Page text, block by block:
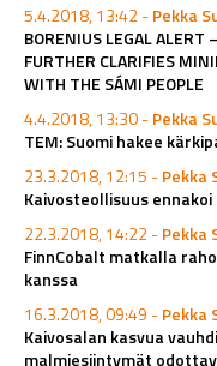
5.4.2018, 13:42 -Pekka
BORENIUS LEGAL ALERT
FURTHER CLARIFIES
WITH THE SÁMI PEOPLE
4.4.2018, 13:30 -Pekka
TEM: Suomi hakee
23.3.2018, 12:15 -Pekka
Kaivosteollisuus
22.3.2018, 14:22 -Pekka
FinnCobalt matkalla
kanssa
16.3.2018, 09:49 -Pekka
Kaivosalan kasvua
malmiesiintymät